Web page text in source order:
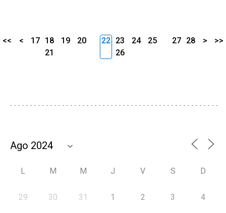
<< < 17 18 19
20
21
22 23 24
25
26
27 28 > >>
L M M J V S D
29 30 31 1 2 3 4